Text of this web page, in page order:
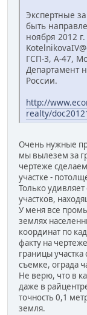
Экспертные
быть
ноября 2012
ГСП-3, А-47,
Департамент
России.
http://
realty/
Очень нужные
мы вылезем за
чертеже
участке -
Только
участков,
У меня все
землях
координат по
факту на
границы
съемке, ограда
Не верю, что в
даже в
точность 0,1
земля.